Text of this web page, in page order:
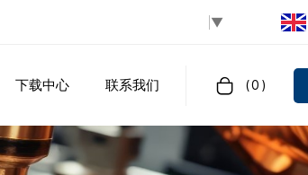
下载中心 联系我们
▼
(0 )